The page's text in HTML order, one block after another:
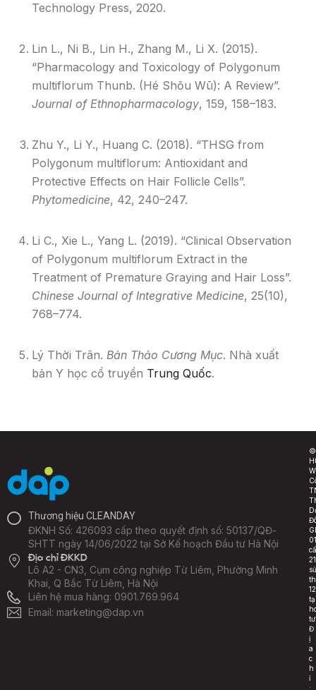
Technology Press, 2020.
Lin L., Ni B., Lin H., Zhang M., Li X. (2015).
“Pharmacology and Toxicology of Polygonum
multiflorum Thunb. (Hé Shǒu Wū): A Review”.
Journal of Ethnopharmacology, 159, 158–183.
Zhu Y., Li Y., Huang C. (2018). “THSG from
Polygonum multiflorum: Antioxidant and
Protective Effects on Hair Follicle Cells”.
Phytomedicine, 42, 240–247.
Li C., Xie L., Yang L. (2019). “Clinical Observation
of Polygonum multiflorum Extract in the
Treatment of Premature Graying and Hair Loss”.
Chinese Journal of Integrative Medicine, 25(10),
768–774.
Lý Thời Trân. Bản Thảo Cương Mục. Nhà xuất
bản Y học cổ truyền Trung Quốc.
Thương hiệu CLEANDAY
ĐKNH Số: 426093 cấp theo quyết định số: 50137/QĐ-
SHTT ngày 14/06/2022 tại Sở Kế hoạch Đầu tư Hà Nội
Địa chỉ ĐKKD
Lô A2 - CN3, Cụm công nghiệp Từ Liêm, Phường Minh
Khai, Q Bắc Từ Liêm, Hà Nội
Liên hệ mua hàng: 0901.769.964
Email: marketing@dap.vn
©
Đ
ị
a
c
h
ỉ
: